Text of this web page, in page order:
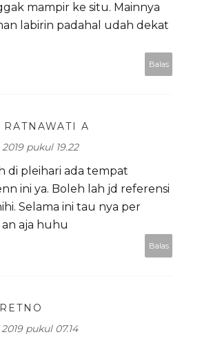
mampir ke situ. Mainnya
labirin padahal udah dekat
Balas
RATNAWATI A
pukul 19.22
di pleihari ada tempat
ini ya. Boleh lah jd referensi
Selama ini tau nya per
aja huhu
Balas
pukul 07.14